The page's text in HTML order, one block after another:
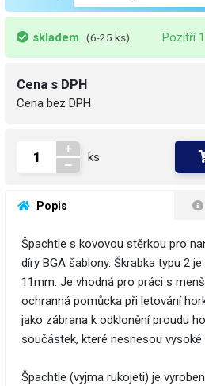
skladem (6-25 ks) Pozítří
Cena s DPH
Cena bez DPH
ks
Popis
Špachtle s kovovou stěrkou pro
díry BGA šablony. Škrabka typu 2
11mm. Je vhodná pro práci s
ochranná pomůcka při letování
jako zábrana k odklonění proudu
součástek, které nesnesou
Špachtle (vyjma rukojeti) je